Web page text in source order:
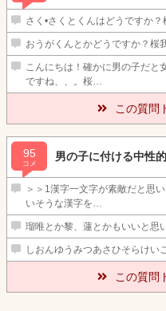
さく•さくとくんはどうです
おうがくんとかどうですか？
こんにちは！確かに男の子だと
ですね、、。桜…
この質問
95
コメ
男の子に付ける中性
＞＞1漢字一文字が素敵だと思
いそうな漢字を…
瑠唯とか黎、蓮とかもいいと思
しおんゆうみつあさひそらけい
この質問